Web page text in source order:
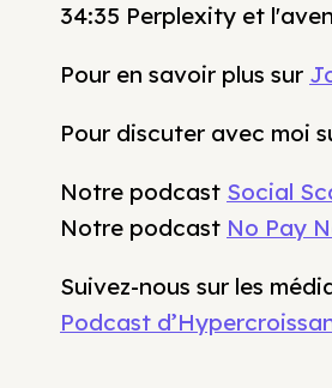
34:35 Perplexity et
Pour en savoir plus sur
Pour discuter avec moi
Notre podcast Social
Notre podcast No Pay
Suivez-nous sur les
Podcast